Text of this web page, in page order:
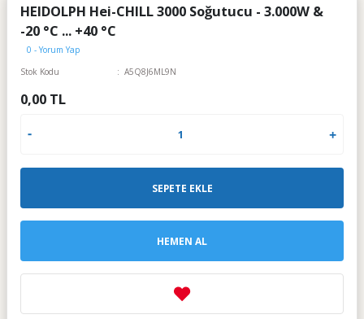
HEIDOLPH Hei-CHILL 3000 Soğutucu - 3.000W &
-20 °C ... +40 °C
0 - Yorum Yap
Stok Kodu
A5Q8J6ML9N
0,00 TL
SEPETE EKLE
HEMEN AL